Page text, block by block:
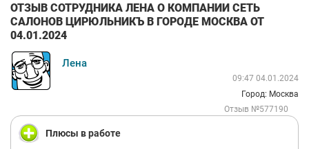
ОТЗЫВ СОТРУДНИКА ЛЕНА О КОМПАНИИ СЕТЬ
САЛОНОВ ЦИРЮЛЬНИКЪ В ГОРОДЕ МОСКВА ОТ
04.01.2024
Лена
09:47 04.01.2024
Город: Москва
Отзыв №577190
Плюсы в работе